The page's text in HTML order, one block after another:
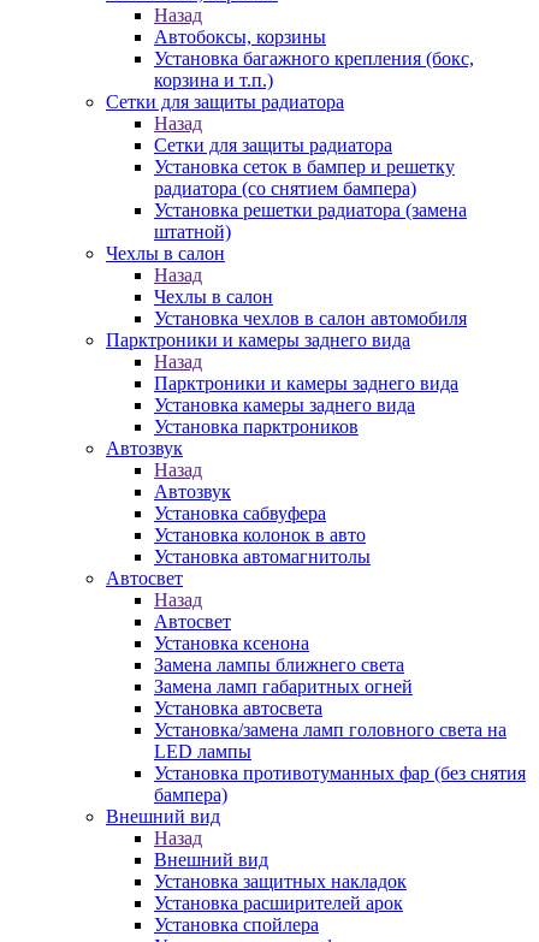
Назад
Автобоксы, корзины
Установка багажного крепления (бокс,
корзина и т.п.)
Сетки для защиты радиатора
Назад
Сетки для защиты радиатора
Установка сеток в бампер и решетку
радиатора (со снятием бампера)
Установка решетки радиатора (замена
штатной)
Чехлы в салон
Назад
Чехлы в салон
Установка чехлов в салон автомобиля
Парктроники и камеры заднего вида
Назад
Парктроники и камеры заднего вида
Установка камеры заднего вида
Установка парктроников
Автозвук
Назад
Автозвук
Установка сабвуфера
Установка колонок в авто
Установка автомагнитолы
Автосвет
Назад
Автосвет
Установка ксенона
Замена лампы ближнего света
Замена ламп габаритных огней
Установка автосвета
Установка/замена ламп головного света на
LED лампы
Установка противотуманных фар (без снятия
бампера)
Внешний вид
Назад
Внешний вид
Установка защитных накладок
Установка расширителей арок
Установка спойлера